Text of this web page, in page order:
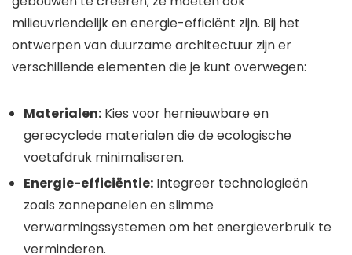
milieuvriendelijk en energie-efficiënt zijn. Bij het
ontwerpen van duurzame architectuur zijn er
verschillende elementen die je kunt overwegen:
Materialen: Kies voor hernieuwbare en
gerecyclede materialen die de ecologische
voetafdruk minimaliseren.
Energie-efficiëntie: Integreer technologieën
zoals zonnepanelen en slimme
verwarmingssystemen om het energieverbruik te
verminderen.